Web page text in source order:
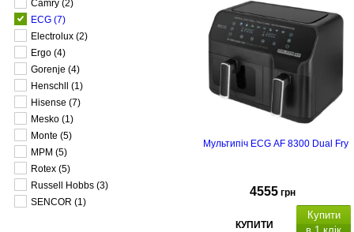
Camry (2)
ECG (7)
Electrolux (2)
Ergo (4)
Gorenje (4)
Henschll
(1)
Hisense (7)
Mesko (1)
Monte (5)
MPM (5)
Rotex (5)
Russell Hobbs (3)
SENCOR (1)
Мультипіч ECG AF 8300 Dual Fry
4555 грн
КУПИТИ
Купити